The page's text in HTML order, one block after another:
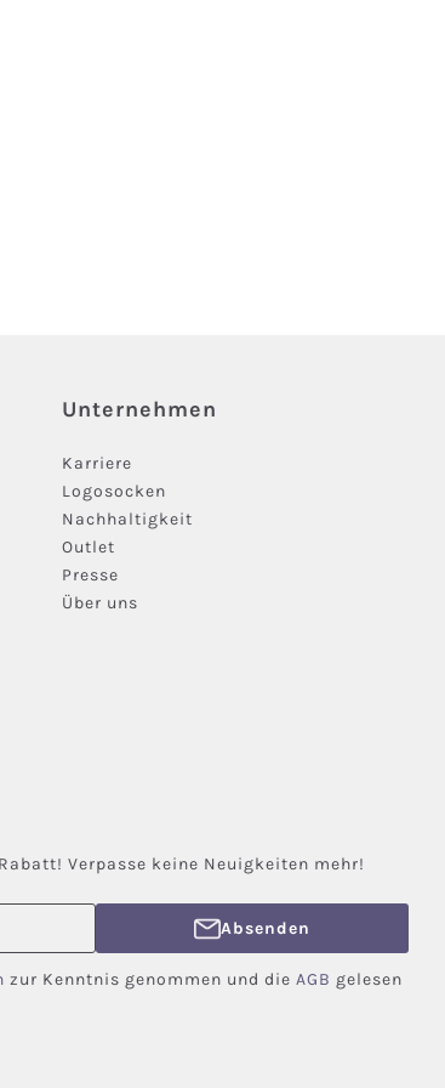
Unternehmen
Karriere
Logosocken
Nachhaltigkeit
Outlet
Presse
Über uns
Verpasse keine Neuigkeiten mehr!
Absenden
zur Kenntnis genommen und die AGB gelesen